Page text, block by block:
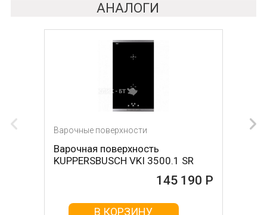
АНАЛОГИ
Варочные поверхности
Варочная поверхность
KUPPERSBUSCH VKI 3500.1 SR
145 190 Р
В КОРЗИНУ
Варочные поверхности
Варочная поверхность NEFF
T68FS6RX2
145 790 Р
В КОРЗИНУ